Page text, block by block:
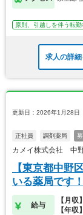
原則、引越しを伴う転勤
求人の詳
更新日：2026年1月28日
正社員 調剤薬局
カメイ株式会社 中
【東京都中
いる薬局です
さい
給与
【月
【年